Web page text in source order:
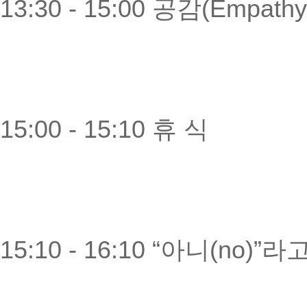
13:30 - 15:00 공감
15:00 - 15:10 휴 식
15:10 - 16:10 “아니(no)”라